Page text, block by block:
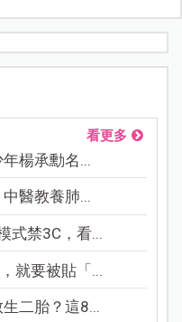
看更多
楊承勳名...
醫教養肺...
式禁3C，看...
就要被貼「...
二胎？這8...